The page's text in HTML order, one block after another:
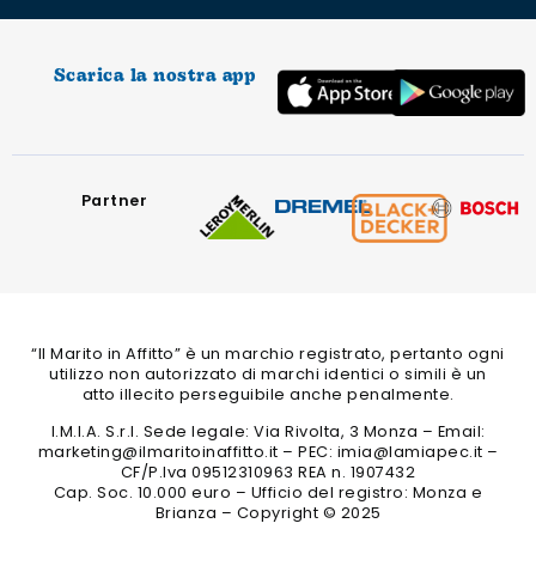
Scarica la nostra app
Partner
“Il Marito in Affitto” è un marchio registrato, pertanto ogni
utilizzo non autorizzato di marchi identici o simili è un
atto illecito perseguibile anche penalmente.
I.M.I.A. S.r.l. Sede legale: Via Rivolta, 3 Monza – Email:
marketing@ilmaritoinaffitto.it – PEC: imia@lamiapec.it –
CF/P.Iva 09512310963 REA n. 1907432
Cap. Soc. 10.000 euro – Ufficio del registro: Monza e
Brianza – Copyright © 2025